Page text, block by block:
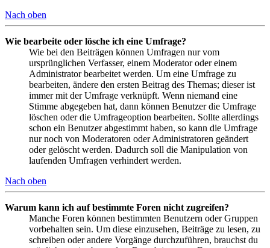
Nach oben
Wie bearbeite oder lösche ich eine Umfrage?
Wie bei den Beiträgen können Umfragen nur vom
ursprünglichen Verfasser, einem Moderator oder einem
Administrator bearbeitet werden. Um eine Umfrage zu
bearbeiten, ändere den ersten Beitrag des Themas; dieser ist
immer mit der Umfrage verknüpft. Wenn niemand eine
Stimme abgegeben hat, dann können Benutzer die Umfrage
löschen oder die Umfrageoption bearbeiten. Sollte allerdings
schon ein Benutzer abgestimmt haben, so kann die Umfrage
nur noch von Moderatoren oder Administratoren geändert
oder gelöscht werden. Dadurch soll die Manipulation von
laufenden Umfragen verhindert werden.
Nach oben
Warum kann ich auf bestimmte Foren nicht zugreifen?
Manche Foren können bestimmten Benutzern oder Gruppen
vorbehalten sein. Um diese einzusehen, Beiträge zu lesen, zu
schreiben oder andere Vorgänge durchzuführen, brauchst du